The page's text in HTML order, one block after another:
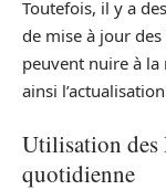
Toutefois, il y a
de mise à jour
peuvent nuire à la
ainsi
Utilisation des
quotidienne